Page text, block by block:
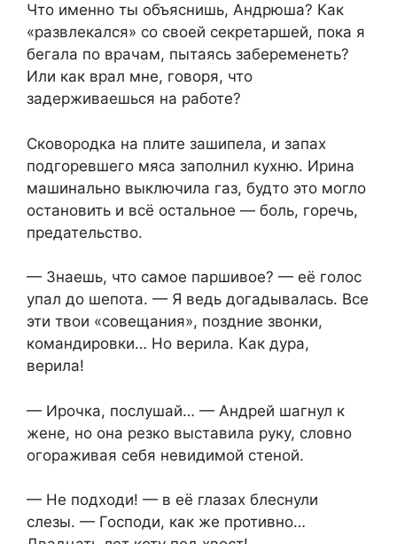
Что именно ты объяснишь, Андрюша? Как
«развлекался» со своей секретаршей, пока я
бегала по врачам, пытаясь забеременеть?
Или как врал мне, говоря, что
задерживаешься на работе?
Сковородка на плите зашипела, и запах
подгоревшего мяса заполнил кухню. Ирина
машинально выключила газ, будто это могло
остановить и всё остальное — боль, горечь,
предательство.
— Знаешь, что самое паршивое? — её голос
упал до шепота. — Я ведь догадывалась. Все
эти твои «совещания», поздние звонки,
командировки… Но верила. Как дура,
верила!
— Ирочка, послушай… — Андрей шагнул к
жене, но она резко выставила руку, словно
огораживая себя невидимой стеной.
— Не подходи! — в её глазах блеснули
слезы. — Господи, как же противно…